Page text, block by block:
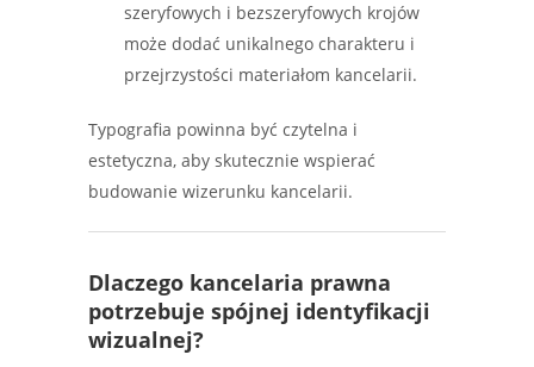
szeryfowych i bezszeryfowych krojów
może dodać unikalnego charakteru i
przejrzystości materiałom kancelarii.
Typografia powinna być czytelna i
estetyczna, aby skutecznie wspierać
budowanie wizerunku kancelarii.
Dlaczego kancelaria prawna
potrzebuje spójnej identyfikacji
wizualnej?